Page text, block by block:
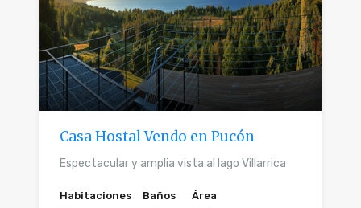
Casa Hostal Vendo en Pucón
Espectacular y amplia vista al lago Villarrica
Habitaciones Baños Área